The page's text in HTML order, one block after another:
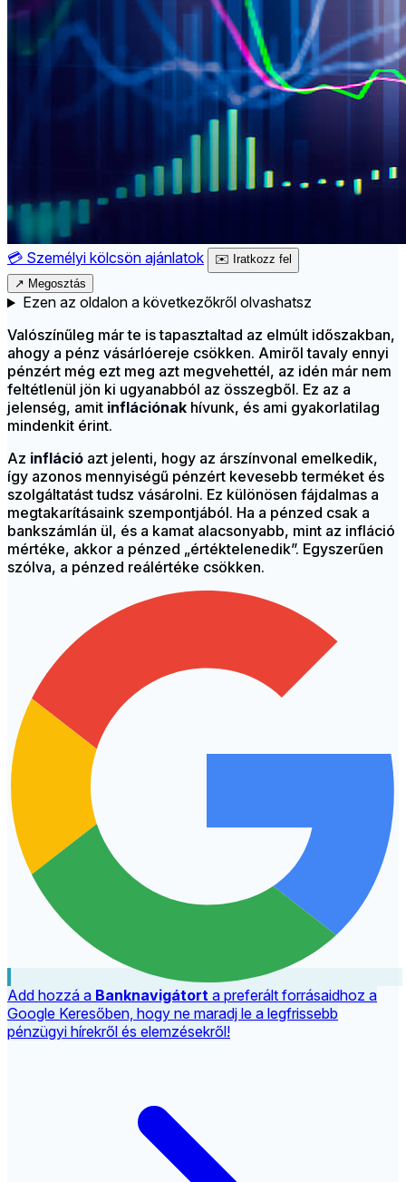
💳 Személyi kölcsön ajánlatok ✉️ Iratkozz fel
↗ Megosztás
Ezen az oldalon a következőkről olvashatsz
Valószínűleg már te is tapasztaltad az elmúlt időszakban,
ahogy a pénz vásárlóereje csökken. Amiről tavaly ennyi
pénzért még ezt meg azt megvehettél, az idén már nem
feltétlenül jön ki ugyanabból az összegből. Ez az a
jelenség, amit inflációnak hívunk, és ami gyakorlatilag
mindenkit érint.
Az infláció azt jelenti, hogy az árszínvonal emelkedik,
így azonos mennyiségű pénzért kevesebb terméket és
szolgáltatást tudsz vásárolni. Ez különösen fájdalmas a
megtakarításaink szempontjából. Ha a pénzed csak a
bankszámlán ül, és a kamat alacsonyabb, mint az infláció
mértéke, akkor a pénzed „értéktelenedik”. Egyszerűen
szólva, a pénzed reálértéke csökken.
Add hozzá a Banknavigátort a preferált forrásaidhoz a
Google Keresőben, hogy ne maradj le a legfrissebb
pénzügyi hírekről és elemzésekről!